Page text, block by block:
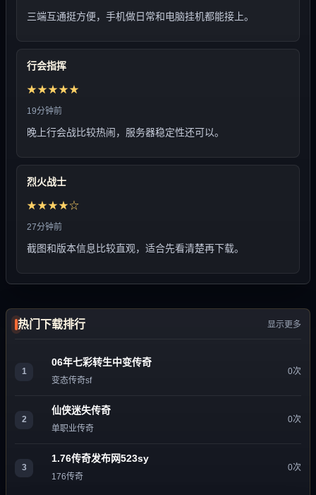
三端互通挺方便，手机做日常和电脑挂机都能接上。
行会指挥
★★★★★
19分钟前
晚上行会战比较热闹，服务器稳定性还可以。
烈火战士
★★★★☆
27分钟前
截图和版本信息比较直观，适合先看清楚再下载。
热门下载排行 显示更多
1
06年七彩转生中变传奇
变态传奇sf
0次
2
仙侠迷失传奇
单职业传奇
0次
3
1.76传奇发布网523sy
176传奇
0次